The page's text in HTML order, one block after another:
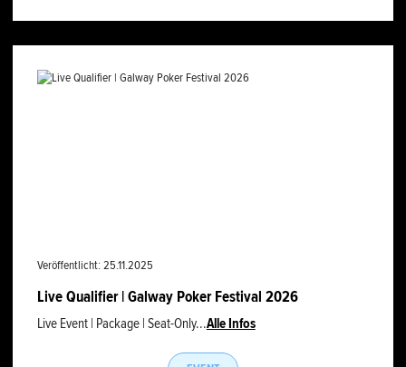
Veröffentlicht: 25.11.2025
Live Qualifier | Galway Poker Festival 2026
Live Event | Package | Seat-Only...Alle Infos